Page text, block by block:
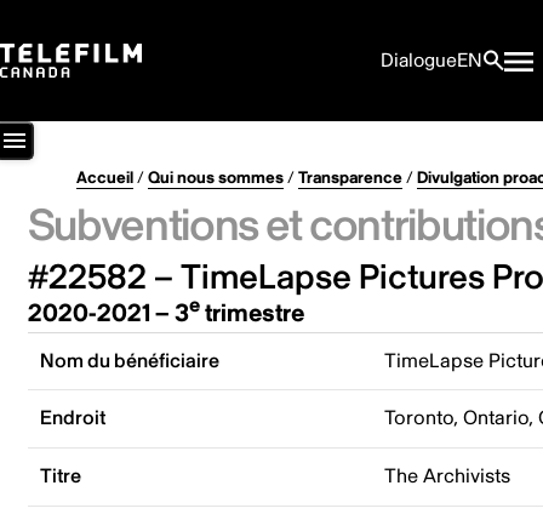
DialogueEN
Accueil/Qui nous sommes/Transparence/Divulgation
Subventions et
#22582 – TimeLapse Pictures
2020-2021 – 3etrimestre
Nom du bénéficiaire TimeLapse
Endroit Toronto, Ontario,
Titre The Archivists